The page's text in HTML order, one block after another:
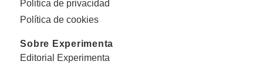
Politica de privacidad
Política de cookies
Sobre Experimenta
Editorial Experimenta